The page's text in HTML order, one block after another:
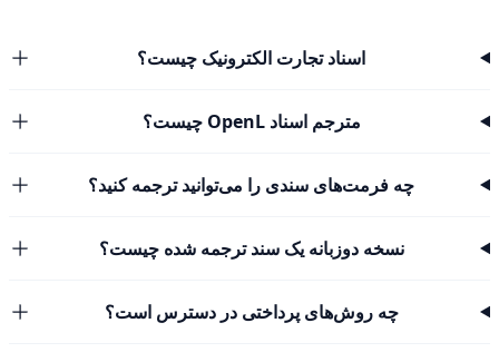
اسناد تجارت الکترونیک چیست؟
مترجم اسناد OpenL چیست؟
چه فرمت‌های سندی را می‌توانید ترجمه کنید؟
نسخه دوزبانه یک سند ترجمه شده چیست؟
چه روش‌های پرداختی در دسترس است؟